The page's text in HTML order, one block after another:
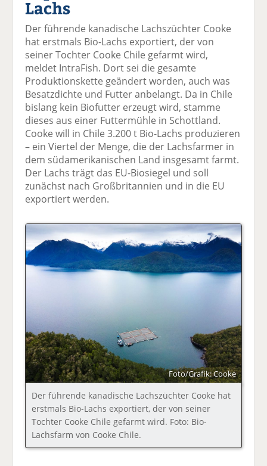
uf
F
ac
e
b
o
o
k
te
il
e
n
wi
tt
er
n
uf
Li
n
e
di
n
te
il
e
n
er
l
v
er
se
n
d
e
ru
Lachs
Der führende kanadische Lachszüchter Cooke
hat erstmals Bio-Lachs exportiert, der von
seiner Tochter Cooke Chile gefarmt wird,
meldet IntraFish. Dort sei die gesamte
Produktionskette geändert worden, auch was
Besatzdichte und Futter anbelangt. Da in Chile
bislang kein Biofutter erzeugt wird, stamme
dieses aus einer Futtermühle in Schottland.
Cooke will in Chile 3.200 t Bio-Lachs produzieren
– ein Viertel der Menge, die der Lachsfarmer in
dem südamerikanischen Land insgesamt farmt.
Der Lachs trägt das EU-Biosiegel und soll
zunächst nach Großbritannien und in die EU
exportiert werden.
Foto/Grafik: Cooke
Der führende kanadische Lachszüchter Cooke hat
erstmals Bio-Lachs exportiert, der von seiner
Tochter Cooke Chile gefarmt wird. Foto: Bio-
Lachsfarm von Cooke Chile.